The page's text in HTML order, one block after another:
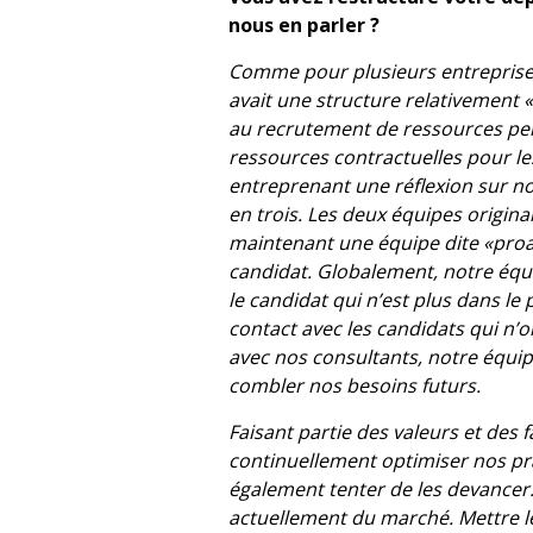
nous en parler ?
Comme pour plusieurs
avait une structure relativement
au recrutement de ressources
ressources contractuelles pour
entreprenant une réflexion sur
en trois. Les deux équipes
maintenant une équipe dite
candidat. Globalement, notre
le candidat qui n’est plus dans
contact avec les candidats qui
avec nos consultants, notre
combler nos besoins futurs.
Faisant partie des valeurs et des
continuellement optimiser nos
également tenter de les
actuellement du marché. Mettre